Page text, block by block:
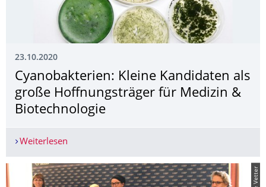
23.10.2020
Cyanobakterien: Kleine Kandidaten als
große Hoffnungsträger für Medizin &
Biotechnologie
Weiterlesen